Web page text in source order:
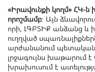
«Իրավունքի կողմ»
որոշմամբ։ Այն
որի, ԼԳԲՏԻՔ անձանց
ուղղված
արժանանում
լրջագույնս խաթարում
խրախուսում է